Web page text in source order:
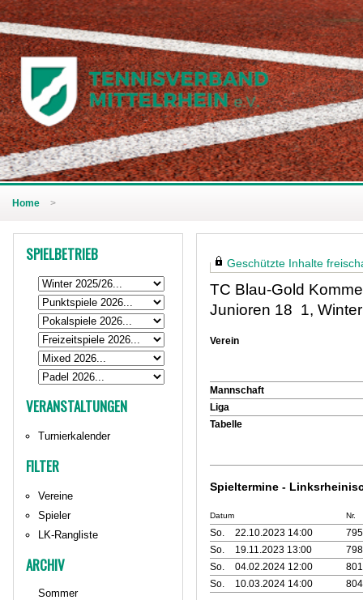
Home >
SPIELBETRIEB
VERANSTALTUNGEN
Turnierkalender
FILTER
Vereine
Spieler
LK-Rangliste
ARCHIV
Sommer
Geschützte Inhalte
TC Blau-Gold
Junioren 18 1,
Verein
Mannschaft
Liga
Tabelle
Spieltermine -
Datum Nr.
So. 22.10.2023 14:00
795
So.
19.11.2023 13:00
798
So.
04.02.2024 12:00
801
So.
10.03.2024 14:00 804